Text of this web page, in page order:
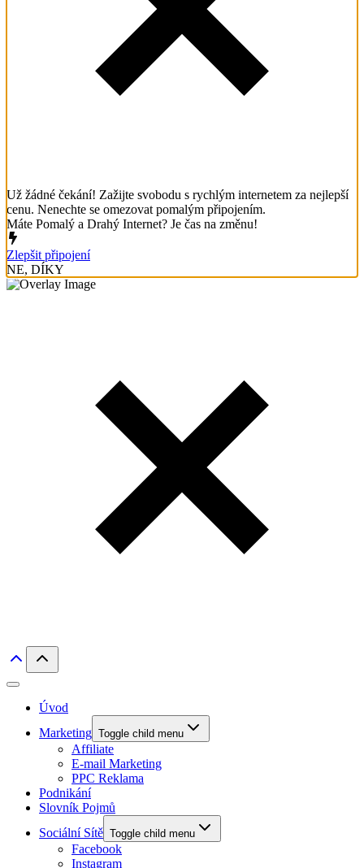
Už žádné čekání! Zažijte svobodu s rychlým internetem za nejlepší
cenu. Nenechte se omezovat pomalým připojením.
Máte Pomalý a Drahý Internet? Je čas na změnu!
Zlepšit připojení
NE, DÍKY
Úvod
Marketing Toggle child menu
Affiliate
E-mail Marketing
PPC Reklama
Podnikání
Slovník Pojmů
Sociální Sítě Toggle child menu
Facebook
Instagram